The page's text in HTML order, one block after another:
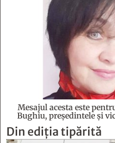
Mesajul acesta este
Bughiu, preşedintele şi
Din ediția tipărită